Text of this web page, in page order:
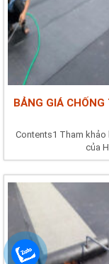
BẢNG GIÁ
Contents1 Tham
của